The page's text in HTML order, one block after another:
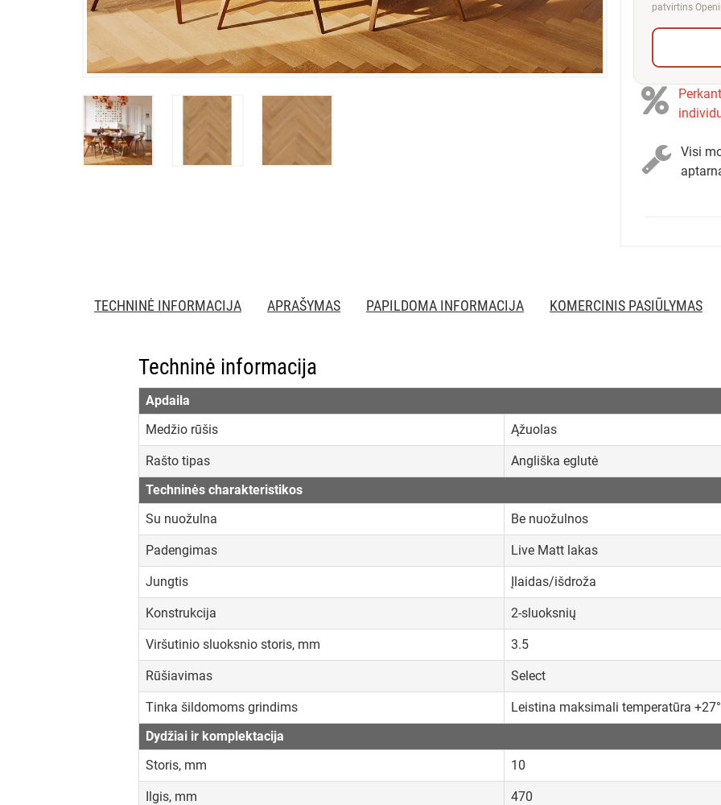
patvirtins
Visi
TECHNINĖ INFORMACIJA APRAŠYMAS PAPILDOMA INFORMACIJA KOMERCINIS PASIŪLYMAS
Techninė informacija
Apdaila
Medžio rūšis
Ąžuolas
Rašto tipas
Angliška eglutė
Techninės charakteristikos
Su nuožulna
Be nuožulnos
Padengimas Live Matt lakas
Jungtis Įlaidas/išdroža
Konstrukcija 2-sluoksnių
Viršutinio sluoksnio storis, mm 3.5
Rūšiavimas Select
Tinka šildomoms grindims
Leistina maksimali temperatūra
Dydžiai ir komplektacija
Storis, mm
10
Ilgis, mm 470